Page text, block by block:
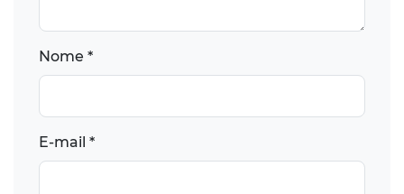
Nome *
E-mail *